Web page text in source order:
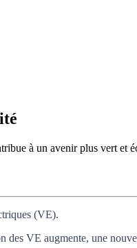
à un avenir plus vert et
(VE).
VE augmente, une